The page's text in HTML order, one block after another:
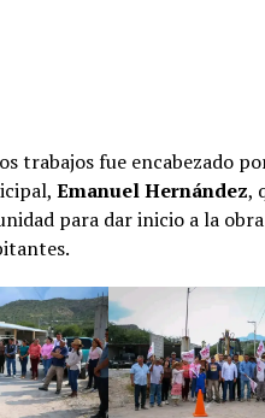
trabajos fue encabezado
Emanuel Hernández,
para dar inicio a la